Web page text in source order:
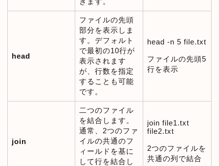
head
ファイルの先頭
部分を表示しま
す。デフォルト
で最初の10行が
表示されます
が、行数を指定
することも可能
です。
head -n 5 file.txt
ファイルの先頭5
行を表示
join
二つのファイル
を結合します。
通常、2つのファ
イルの共通のフ
ィールドを基に
して行を結合し
join file1.txt
file2.txt
2つのファイルを
共通の列で結合